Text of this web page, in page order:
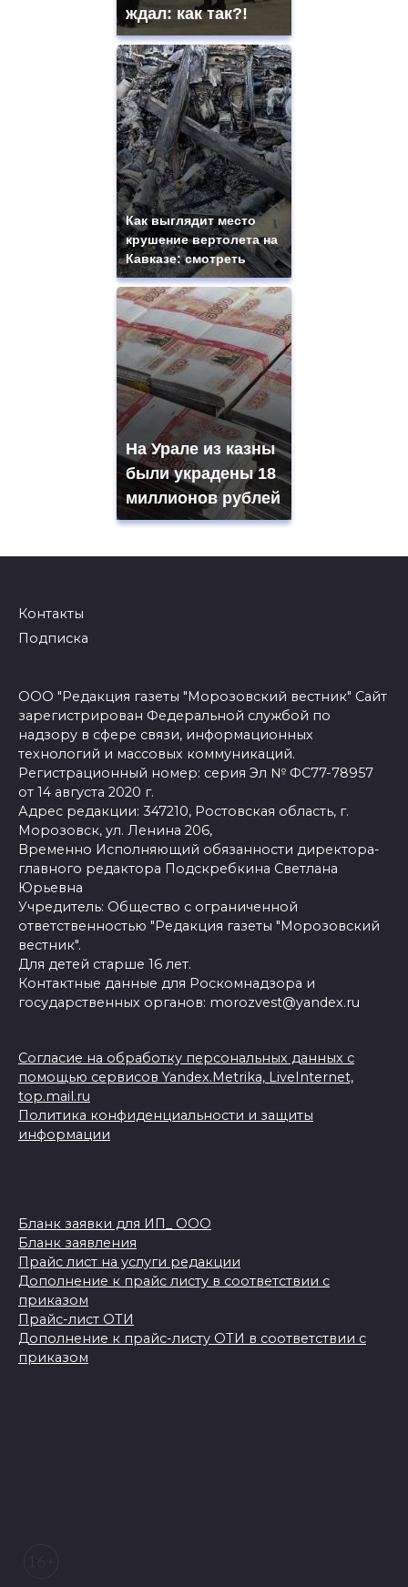
ждал: как так?!
Как выглядит место
крушение вертолета на
Кавказе: смотреть
На Урале из казны
были украдены 18
миллионов рублей
Контакты
Подписка
ООО "Редакция газеты "Морозовский вестник" Сайт
зарегистрирован Федеральной службой по
надзору в сфере связи, информационных
технологий и массовых коммуникаций.
Регистрационный номер: серия Эл № ФС77-78957
от 14 августа 2020 г.
Адрес редакции: 347210, Ростовская область, г.
Морозовск, ул. Ленина 206,
Временно Исполняющий обязанности директора-
главного редактора Подскребкина Светлана
Юрьевна
Учредитель: Общество с ограниченной
ответственностью "Редакция газеты "Морозовский
вестник".
Для детей старше 16 лет.
Контактные данные для Роскомнадзора и
государственных органов: morozvest@yandex.ru
Согласие на обработку персональных данных с
помощью сервисов Yandex.Metrika, LiveInternet,
top.mail.ru
Политика конфиденциальности и защиты
информации
Бланк заявки для ИП_ ООО
Бланк заявления
Прайс лист на услуги редакции
Дополнение к прайс листу в соответствии с
приказом
Прайс-лист ОТИ
Дополнение к прайс-листу ОТИ в соответствии с
приказом